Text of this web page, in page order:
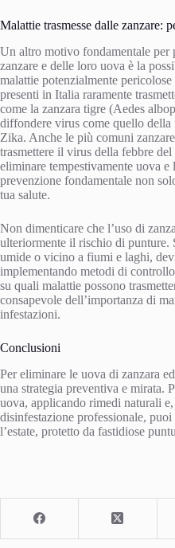
Malattie trasmesse dalle zanzare:
Un altro motivo fondamentale per
zanzare e delle loro uova è la
malattie potenzialmente
presenti in Italia raramente
come la zanzara tigre (Aedes
diffondere virus come quello
Zika. Anche le più comuni
trasmettere il virus della febbre
eliminare tempestivamente uova e
prevenzione fondamentale non
tua salute.
Non dimenticare che l’uso di
ulteriormente il rischio di punture.
umide o vicino a fiumi e laghi,
implementando metodi di
su quali malattie possono
consapevole dell’importanza di
infestazioni.
Conclusioni
Per eliminare le uova di zanzara
una strategia preventiva e mirata.
uova, applicando rimedi naturali
disinfestazione professionale,
l’estate, protetto da fastidiose